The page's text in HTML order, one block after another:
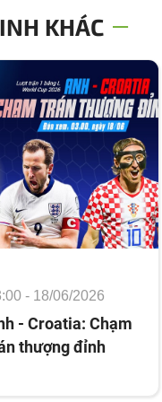
KHÁC
- 18/06/2026
- Croatia: Chạm
thượng đỉnh